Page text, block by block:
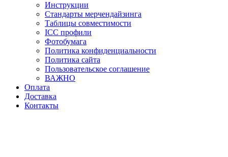
Инструкции
Стандарты мерчендайзинга
Таблицы совместимости
ICC профили
Фотобумага
Политика конфиденциальности
Политика сайта
Пользовательское соглашение
ВАЖНО
Оплата
Доставка
Контакты